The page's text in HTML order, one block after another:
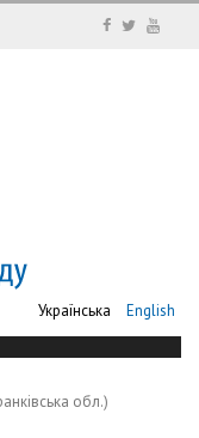
Українська English
обл.)